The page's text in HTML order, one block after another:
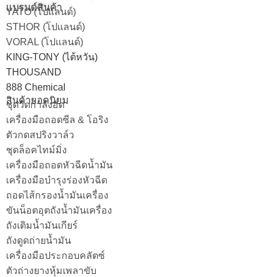
แบรนด์สินค้า
YATO (โปแลนด์)
STHOR (โปแลนด์)
VORAL (โปแลนด์)
KING-TONY (ไต้หวัน)
THOUSAND
888 Chemical
สินค้ายอดนิยม
ชุดวัดกำลังอัด
เครื่องมือถอดซีล & โอริง
ตัวกดสปริงวาล์ว
ชุดล็อคไทม์มิ่ง
เครื่องมือถอดหัวฉีดน้ำมัน
เครื่องมือบำรุงร่องหัวฉีด
ถอดไส้กรองน้ำมันเครื่อง
ขันน็อตอุตถังน้ำมันเครื่อง
ถังเติมน้ำมันเกียร์
ถังดูดถ่ายน้ำมัน
เครื่องมือประกอบคลัตซ์
ตัวถ่างยางหุ้มเพลาขับ